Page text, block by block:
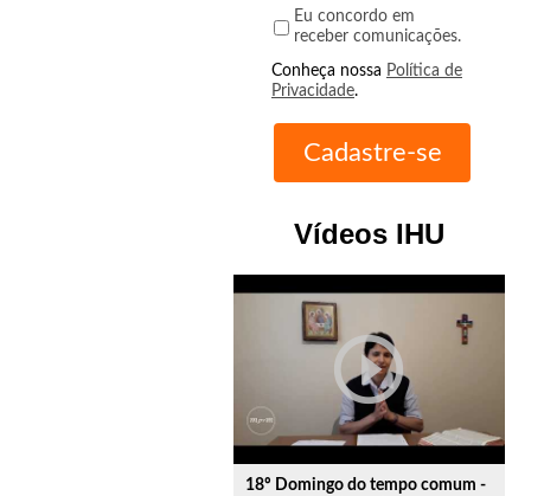
Eu concordo em
receber comunicações.
Conheça nossa Política de
Privacidade.
Vídeos IHU
play_circle_outline
18º Domingo do tempo comum -